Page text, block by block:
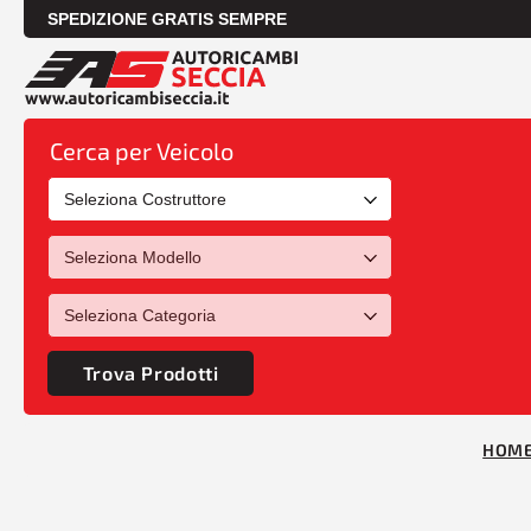
SPEDIZIONE GRATIS SEMPRE
Cerca per Veicolo
Trova Prodotti